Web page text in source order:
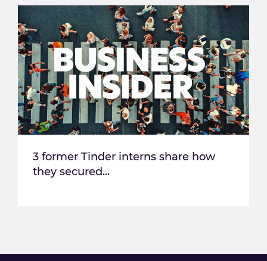
3 former Tinder interns share how
they secured...